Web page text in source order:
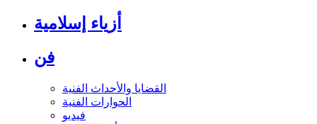
أزياء إسلامية
فن
القضايا والأحداث الفنية
الحوارات الفنية
فيديو